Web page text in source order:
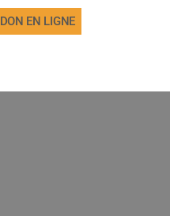
DON EN LIGNE